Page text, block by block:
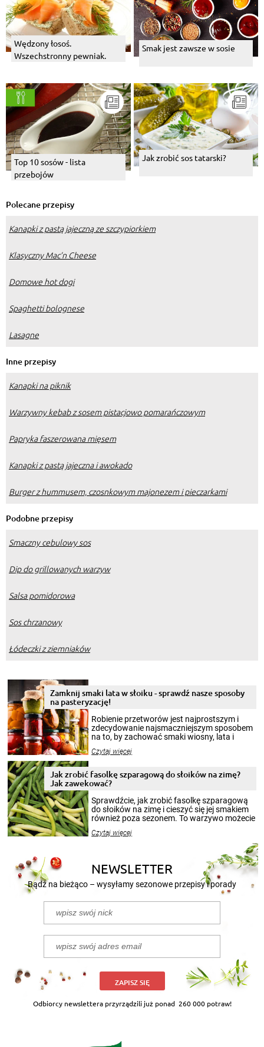
Wędzony łosoś.
Wszechstronny pewniak.
Smak jest zawsze w sosie
Top 10 sosów - lista
przebojów
Jak zrobić sos tatarski?
Polecane przepisy
Kanapki z pastą jajeczną ze szczypiorkiem
Klasyczny Mac’n Cheese
Domowe hot dogi
Spaghetti bolognese
Lasagne
Inne przepisy
Kanapki na piknik
Warzywny kebab z sosem pistacjowo pomarańczowym
Papryka faszerowana mięsem
Kanapki z pastą jajeczna i awokado
Burger z hummusem, czosnkowym majonezem i pieczarkami
Podobne przepisy
Smaczny cebulowy sos
Dip do grillowanych warzyw
Salsa pomidorowa
Sos chrzanowy
Łódeczki z ziemniaków
Zamknij smaki lata w słoiku - sprawdź nasze sposoby
na pasteryzację!
Robienie przetworów jest najprostszym i
zdecydowanie najsmaczniejszym sposobem
na to, by zachować smaki wiosny, lata i
krajobrazów, by cieszyć nimi oko w sezonie
pełni poczuć atmosferę cieplejszych
miesięcy. Przygotowanie słoików ze
smakowitą zawartością musi obejmować
patenty, które pozwolą zachować świeżość
przetworów.
Czytaj więcej
Jak zrobić fasolkę szparagową do słoików na zimę?
Jak zawekować?
Sprawdźcie, jak zrobić fasolkę szparagową
do słoików na zimę i cieszyć się jej smakiem
również poza sezonem. To warzywo możecie
nasze propozycje!
Czytaj więcej
NEWSLETTER
Bądź na bieżąco – wysyłamy sezonowe przepisy i porady
ZAPISZ SIĘ
Odbiorcy newslettera przyrządzili już ponad 260 000 potraw!